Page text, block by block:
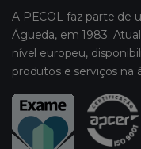
A PECOL faz parte de
Águeda, em 1983.
nível europeu,
produtos e serviços na